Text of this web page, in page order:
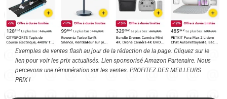
Exemples de ventes flash au jour de la rédaction de la page. Cliquez sur le
lien pour voir les prix actualisés. Lien sponsorisé Amazon Partenaire. Nous
percevons une rémunération sur les ventes. PROFITEZ DES MEILLEURS
PRIX !